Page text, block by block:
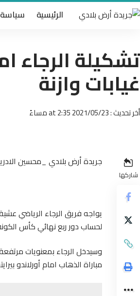
الرئيسية سياسة
غيابات وازنة
أخر تحديث : 2021/05/23 at 2:35 مساءً
شاركها
جريدة أرض بلادي _محسين
يواجه فريق الرجاء الرياضي
لحساب دور ربع نهائي كأس
وسيدخل الرجاء بمعنويات
مباراة الذهاب امام أورلاندو